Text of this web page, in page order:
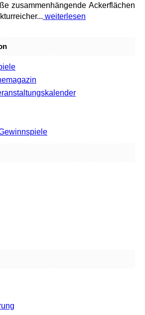
zusammenhängende Ackerflächen
weiterlesen